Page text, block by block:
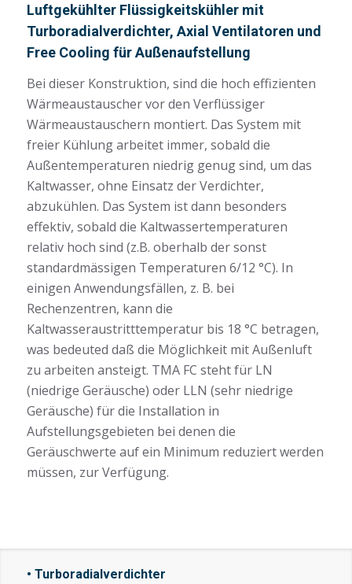
Luftgekühlter Flüssigkeitskühler mit
Turboradialverdichter, Axial Ventilatoren und
Free Cooling für Außenaufstellung
Bei dieser Konstruktion, sind die hoch effizienten
Wärmeaustauscher vor den Verflüssiger
Wärmeaustauschern montiert. Das System mit
freier Kühlung arbeitet immer, sobald die
Außentemperaturen niedrig genug sind, um das
Kaltwasser, ohne Einsatz der Verdichter,
abzukühlen. Das System ist dann besonders
effektiv, sobald die Kaltwassertemperaturen
relativ hoch sind (z.B. oberhalb der sonst
standardmässigen Temperaturen 6/12 °C). In
einigen Anwendungsfällen, z. B. bei
Rechenzentren, kann die
Kaltwasseraustritttemperatur bis 18 °C betragen,
was bedeuted daß die Möglichkeit mit Außenluft
zu arbeiten ansteigt. TMA FC steht für LN
(niedrige Geräusche) oder LLN (sehr niedrige
Geräusche) für die Installation in
Aufstellungsgebieten bei denen die
Geräuschwerte auf ein Minimum reduziert werden
müssen, zur Verfügung.
• Turboradialverdichter